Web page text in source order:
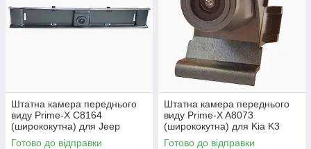
Штатна камера переднього
виду Prime-X C8164
(ширококутна) для Jeep
Compass 2017 - 2018
Готово до відправки
Штатна камера переднього
виду Prime-X A8073
(ширококутна) для Kia K3
2012 - 2014
Готово до відправки